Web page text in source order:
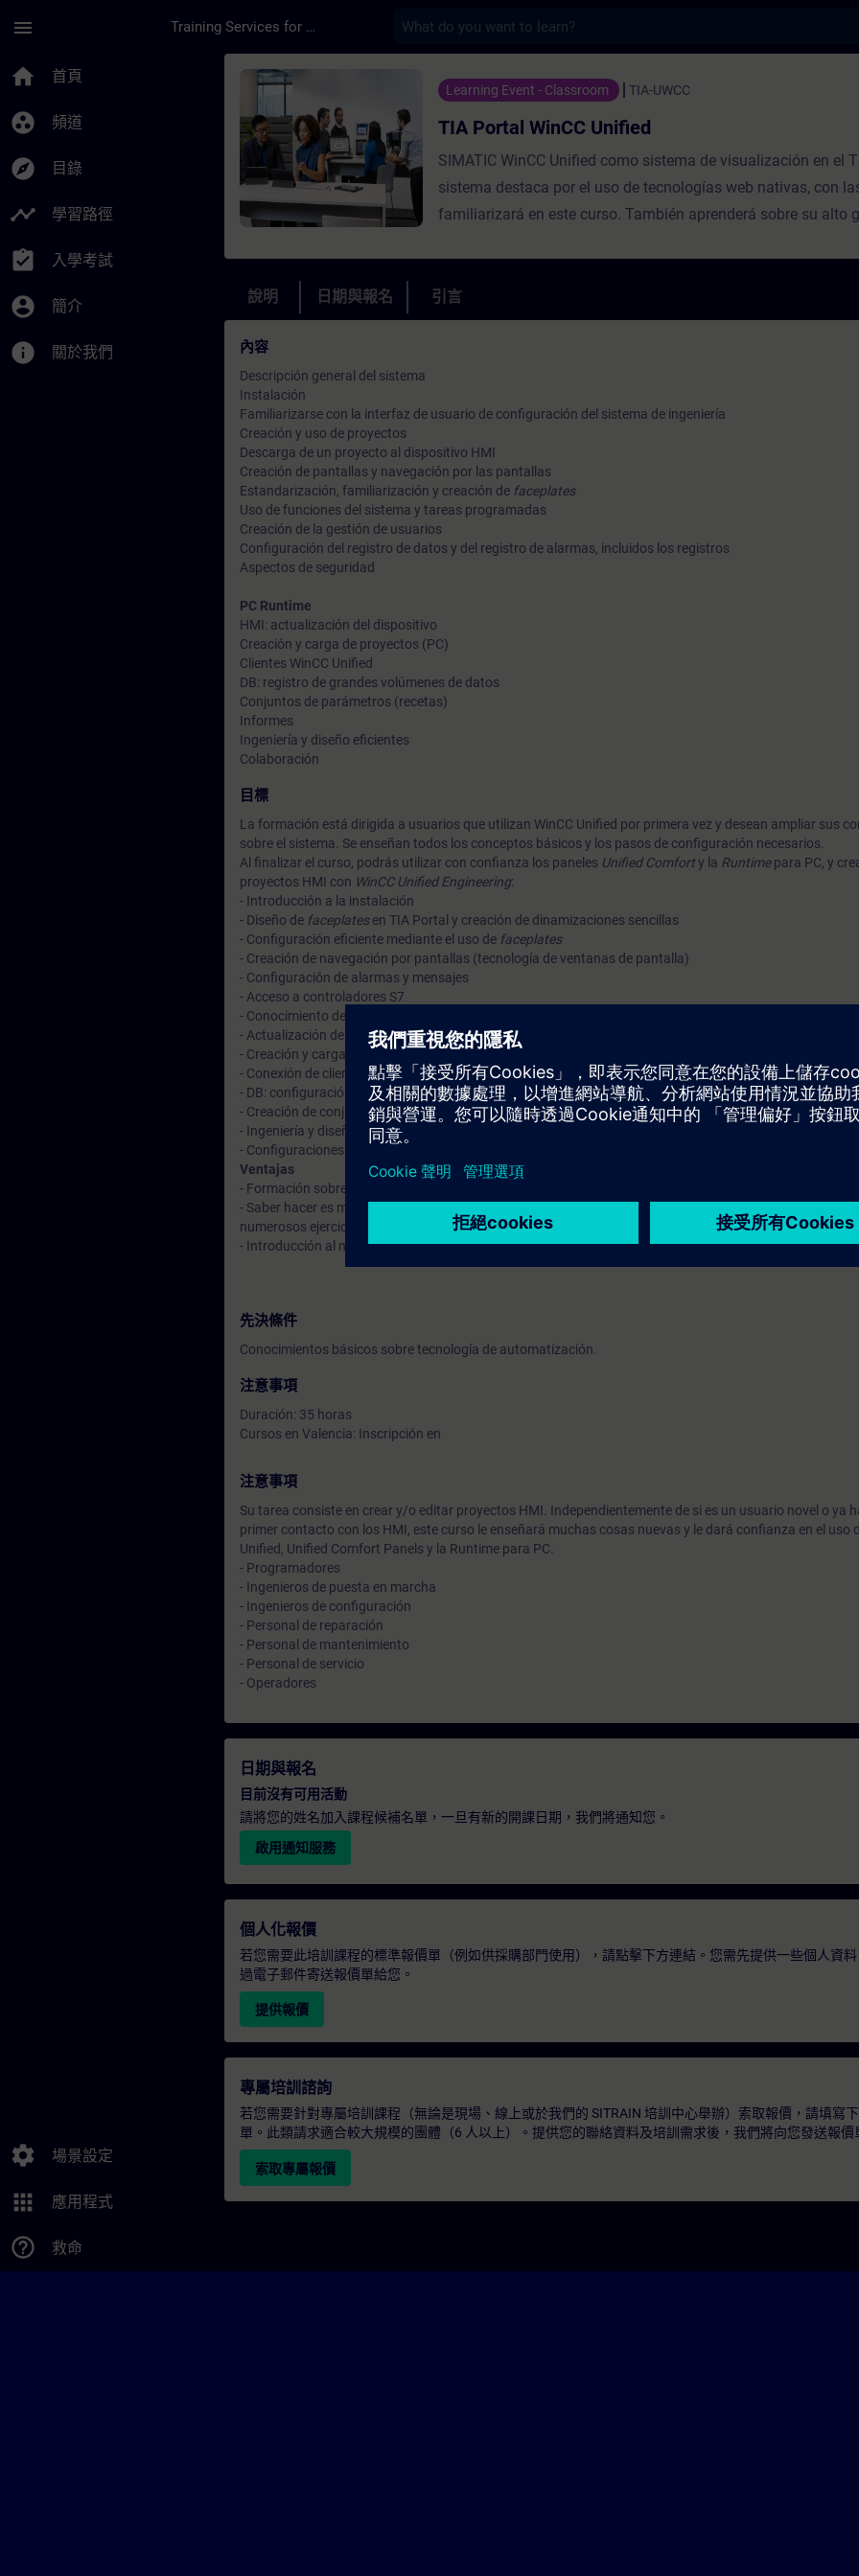
menu Training Services for Digital Industries
home 首頁
group_work 頻道
explore 目錄
timeline 學習路徑
assignment_turned_in 入學考試
account_circle 簡介
info 關於我們
settings 場景設定
apps 應用程式
help_outline 救命
課程 - TIA Portal WinCC Unified - 培訓 - 培訓 - 專業發展 |
Learning Event - Classroom TIA-UWCC
TIA Portal WinCC Unified
SIMATIC WinCC Unified como sistema de visualización en el
sistema destaca por el uso de tecnologías web nativas, con
familiarizará en este curso. También aprenderá sobre su alto
Runtime y obtén una impresión personal de las capacidades
dispositivos.
說明 日期與報名 引言
內容
Descripción general del sistema
Instalación
Familiarizarse con la interfaz de usuario de configuración del sistema de ingeniería
Creación y uso de proyectos
Descarga de un proyecto al dispositivo HMI
Creación de pantallas y navegación por las pantallas
Estandarización, familiarización y creación de faceplates
Uso de funciones del sistema y tareas programadas
Creación de la gestión de usuarios
Configuración del registro de datos y del registro de alarmas, incluidos los registros
Aspectos de seguridad
PC Runtime
HMI: actualización del dispositivo
Creación y carga de proyectos (PC)
Clientes WinCC Unified
DB: registro de grandes volúmenes de datos
Conjuntos de parámetros (recetas)
Informes
Ingeniería y diseño eficientes
Colaboración
目標
La formación está dirigida a usuarios que utilizan WinCC Unified por primera vez y desean ampliar sus
sobre el sistema. Se enseñan todos los conceptos básicos y los pasos de configuración necesarios.
Al finalizar el curso, podrás utilizar con confianza los paneles Unified Comforty la Runtimepara PC, y
proyectos HMI con WinCC Unified Engineering:
- Introducción a la instalación
- Diseño de faceplatesen TIA Portal y creación de dinamizaciones sencillas
- Configuración eficiente mediante el uso de faceplates
- Creación de navegación por pantallas (tecnología de ventanas de pantalla)
- Configuración de alarmas y mensajes
- Acceso a controladores S7
- Conocimiento de los aspectos de seguridad
- Actualización de dispositivos HMI
- Creación y carga de proyectos (PC)
- Conexión de clientes WinCC Unified al WinCC Unified Runtime y gestión de certificados
- DB: configuración del archivado de grandes cantidades de datos.
- Creación de conjuntos de parámetros (recetas) y comunicación para el control
- Ingeniería y diseño eficientes con plantillas, aplicaciones y opciones
- Configuraciones de sistemas descentralizados (colaboración) y gestión de certificados
Ventajas
- Formación sobre el nuevo sistema HMI, WinCC Unified, directamente del fabricante
- Saber hacer es mejor que saber. Al finalizar el curso, habrás dominado WinCC Unified, gracias a la
numerosos ejercicios prácticos
- Introducción al nuevo WinCC Unified basado en HTML5. Obtén una impresión personal del rendimiento
先決條件
Conocimientos básicos sobre tecnología de automatización.
注意事項
Duración: 35 horas
Cursos en Valencia: Inscripción en
注意事項
Su tarea consiste en crear y/o editar proyectos HMI. Independientemente de si es un usuario novel o ya
primer contacto con los HMI, este curso le enseñará muchas cosas nuevas y le dará confianza en el uso
Unified, Unified Comfort Panels y la Runtime para PC.
- Programadores
- Ingenieros de puesta en marcha
- Ingenieros de configuración
- Personal de reparación
- Personal de mantenimiento
- Personal de servicio
- Operadores
日期與報名
目前沒有可用活動
請將您的姓名加入課程候補名單，一旦有新的開課日期，我們將通知您。
啟用通知服務
個人化報價
若您需要此培訓課程的標準報價單（例如供採購部門使用），請點擊下方連結。您需先提供一些個人資
過電子郵件寄送報價單給您。
提供報價
專屬培訓諮詢
若您需要針對專屬培訓課程（無論是現場、線上或於我們的 SITRAIN 培訓中心舉辦）索取報價，請填寫
單。此類請求適合較大規模的團體（6 人以上）。提供您的聯絡資料及培訓需求後，我們將向您發送報價
索取專屬報價